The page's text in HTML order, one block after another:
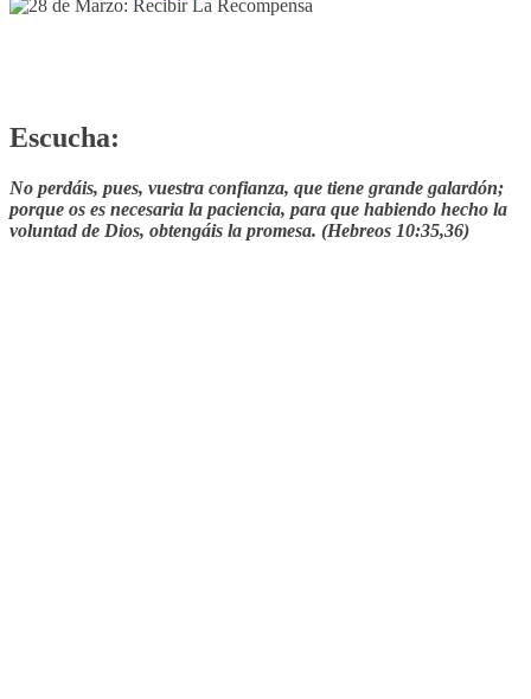
Escucha:
No perdáis, pues, vuestra confianza, que tiene grande galardón;
porque os es necesaria la paciencia, para que habiendo hecho la
voluntad de Dios, obtengáis la promesa. (Hebreos 10:35,36)